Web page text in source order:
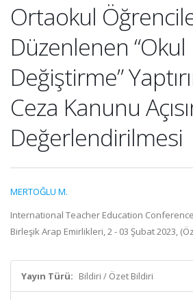
Ortaokul
Düzenlenen “Okul
Değiştirme”
Ceza Kanunu
Değerlendirilmesi
MERTOĞLU M.
International Teacher Education Conference
Birleşik Arap Emirlikleri, 2 - 03 Şubat 2023,
Yayın Türü: Bildiri / Özet Bildiri